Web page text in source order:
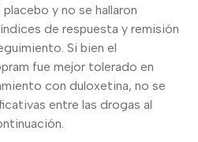
y no se hallaron
de respuesta y remisión
Si bien el
fue mejor tolerado en
con duloxetina, no se
entre las drogas al